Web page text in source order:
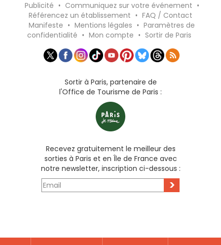
Publicité • Communiquez sur votre événement •
Référencez un établissement • FAQ / Contact
Manifeste • Mentions légales • Paramètres de
confidentialité • Mon compte • Sortir de Paris
Sortir à Paris, partenaire de
l'Office de Tourisme de Paris :
Recevez gratuitement le meilleur des
sorties à Paris et en Île de France avec
notre newsletter, inscription ci-dessous :
>